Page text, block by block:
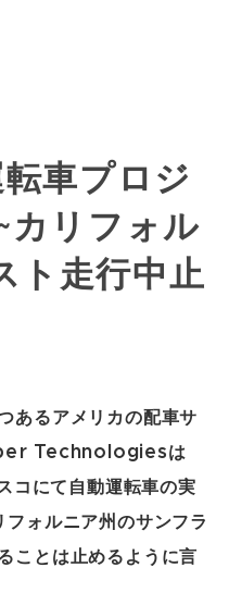
車プロジ
カリフォル
ト走行中止
あるアメリカの配車サ
Technologiesは
コにて自動運転車の実
フォルニア州のサンフラ
ことは止めるように言